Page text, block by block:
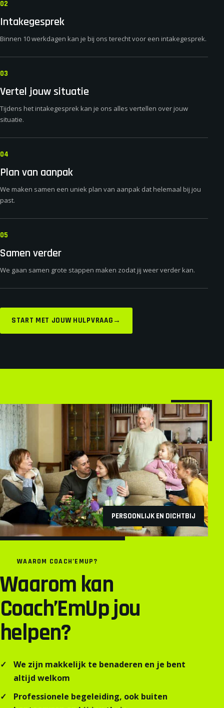
02
Intakegesprek
Binnen 10 werkdagen kan je bij ons terecht voor een intakegesprek.
03
Vertel jouw situatie
Tijdens het intakegesprek kan je ons alles vertellen over jouw
situatie.
04
Plan van aanpak
We maken samen een uniek plan van aanpak dat helemaal bij jou
past.
05
Samen verder
We gaan samen grote stappen maken zodat jij weer verder kan.
START MET JOUW HULPVRAAG →
PERSOONLIJK EN DICHTBIJ
WAAROM COACH’EMUP?
Waarom kan
Coach’EmUp jou
helpen?
We zijn makkelijk te benaderen en je bent
altijd welkom
Professionele begeleiding, ook buiten